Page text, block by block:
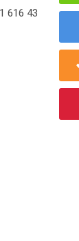
616 43